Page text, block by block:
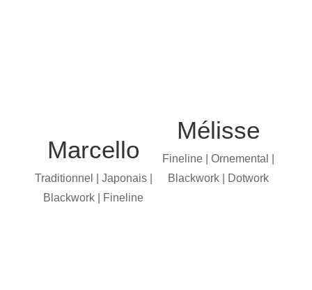
Marcello
Traditionnel | Japonais |
Blackwork | Fineline
Mélisse
Fineline | Ornemental |
Blackwork | Dotwork